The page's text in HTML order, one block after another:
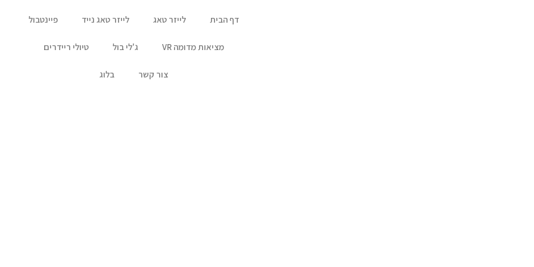
דף הבית לייזר טאג לייזר טאג נייד פיינטבול
מציאות מדומה VR ג'לי בול טיולי ריידרים
צור קשר בלוג